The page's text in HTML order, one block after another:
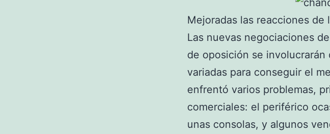
Mejoradas las reacciones
Las nuevas negociaciones
de oposición se
variadas para conseguir el
enfrentó varios problemas,
comerciales: el periférico
unas consolas, y algunos